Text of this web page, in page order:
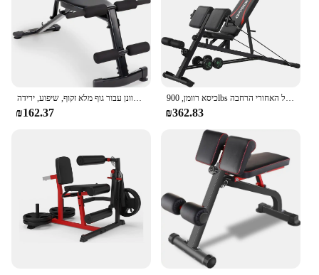
₪162.37 ₪362.83